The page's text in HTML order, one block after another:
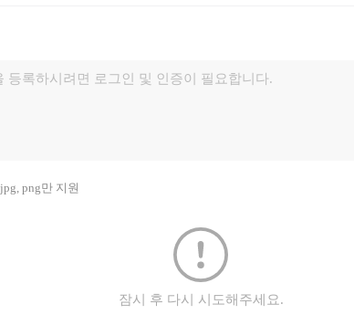
jpg, png만 지원
잠시 후 다시 시도해주세요.